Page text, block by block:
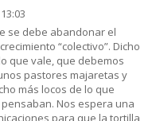
se debe abandonar el
“colectivo”. Dicho
que vale, que debemos
pastores majaretas y
más locos de lo que
Nos espera una
para que la tortilla